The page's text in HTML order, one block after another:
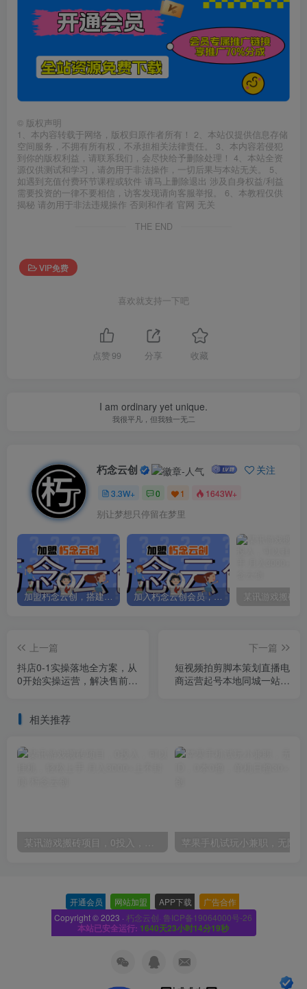
© 版权声明
1、本内容转载于网络，版权归原作者所有！ 2、本站仅提供信息存储
空间服务，不拥有所有权，不承担相关法律责任。 3、本内容若侵犯
到你的版权利益，请联系我们，会尽快给予删除处理！ 4、本站全资
源仅供测试和学习，请勿用于非法操作，一切后果与本站无关。 5、
如遇到充值付费环节课程或软件 请马上删除退出 涉及自身权益/利益
需要投资的一律不要相信，访客发现请向客服举报。 6、本教程仅供
揭秘 请勿用于非法违规操作 否则和作者 官网 无关
THE END
VIP免费
喜欢就支持一下吧
点赞 99 分享 收藏
I am ordinary yet unique.
我很平凡，但我独一无二
朽念云创 关注
3.3W+ 0 1 1643W+
别让梦想只停留在梦里
加盟朽念云创，搭建同款项目资源站，实现日入2000+ 加入朽念云创会员，全站资源免费学习。
上一篇
抖店0-1实操落地全方案，从
0开始实操运营，解决售前、
下一篇
短视频拍剪脚本策划直播电
商运营起号本地同城一站式
相关推荐
某讯游戏搬砖项目，0投入，可以挂机，轻松上手,月入3000+上不封顶
开通会员 网站加盟 APP下载 广告合作
Copyright © 2023 · 朽念云创· 鲁ICP备19064000号-26
本站已安全运行: 1640天23小时14分20秒